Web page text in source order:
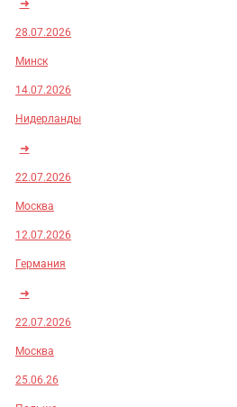
➜
28.07.2026
Минск
14.07.2026
Нидерланды
➜
22.07.2026
Москва
12.07.2026
Германия
➜
22.07.2026
Москва
25.06.26